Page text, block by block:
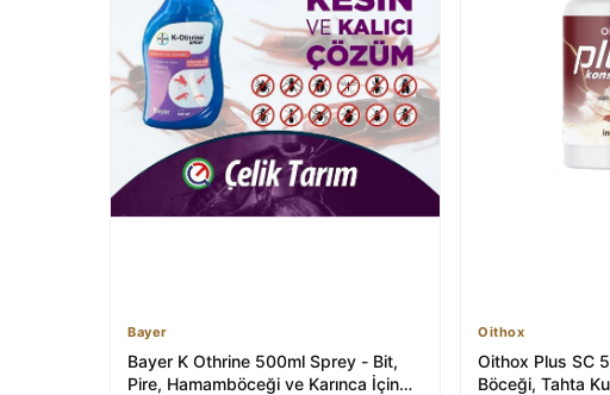
Bayer
Bayer K Othrine 500ml Sprey - Bit,
Pire, Hamamböceği ve Karınca İçin
Oithox
Oithox Plus SC
Böceği, Tahta